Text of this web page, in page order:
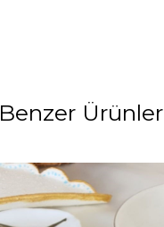
Benzer Ürünler